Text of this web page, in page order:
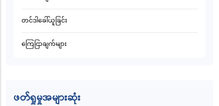
တင်ဒါခေါ်ယူခြင်း
ကြေငြာချက်များ
ဖတ်ရှုမှုအများဆုံး